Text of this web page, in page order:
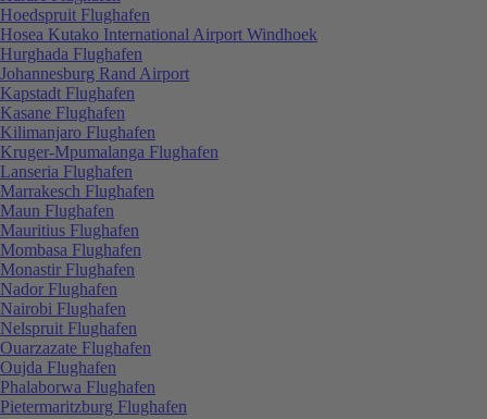
Hoedspruit Flughafen
Hosea Kutako International Airport Windhoek
Hurghada Flughafen
Johannesburg Rand Airport
Kapstadt Flughafen
Kasane Flughafen
Kilimanjaro Flughafen
Kruger-Mpumalanga Flughafen
Lanseria Flughafen
Marrakesch Flughafen
Maun Flughafen
Mauritius Flughafen
Mombasa Flughafen
Monastir Flughafen
Nador Flughafen
Nairobi Flughafen
Nelspruit Flughafen
Ouarzazate Flughafen
Oujda Flughafen
Phalaborwa Flughafen
Pietermaritzburg Flughafen